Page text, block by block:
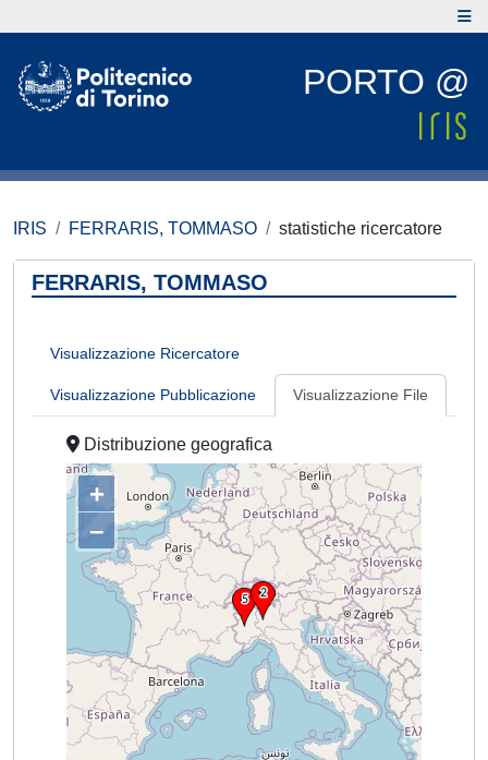
PORTO @
IRIS FERRARIS, TOMMASO statistiche ricercatore
FERRARIS, TOMMASO
Visualizzazione Ricercatore
Visualizzazione Pubblicazione Visualizzazione File
Distribuzione geografica
+
–